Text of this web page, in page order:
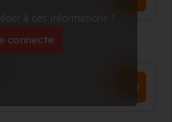
à ces informations ?
connecte